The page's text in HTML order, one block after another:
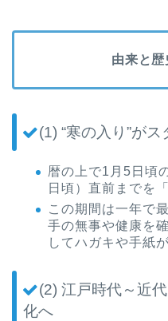
由来と歴
(1) “寒の入り”が
暦の上で1月5日頃
日頃）直前までを
この期間は一年で
手の無事や健康を
してハガキや手紙
(2) 江戸時代～近
化へ